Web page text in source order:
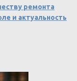
ремонта
и актуальность